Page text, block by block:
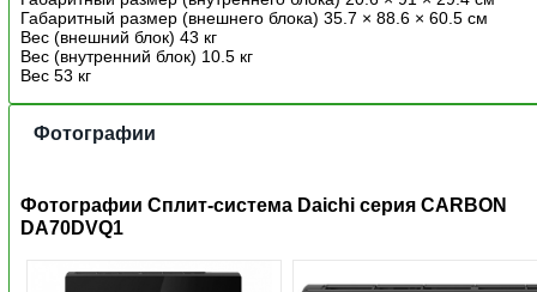
Габаритный размер (внешнего блока) 35.7 × 88.6 × 60.5 см
Вес (внешний блок) 43 кг
Вес (внутренний блок) 10.5 кг
Вес 53 кг
Фотографии
Фотографии Сплит-система Daichi серия CARBON
DA70DVQ1